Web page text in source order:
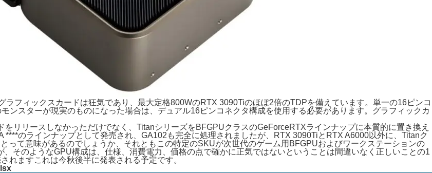
フィックスカードは狂気であり、最大定格800WのRTX 3090Tiのほぼ2倍のTDPを備えています。単一の16ピンコ
ンスターが現実のものになった場合は、デュアル16ピンコネクタ構成を使用する必要があります。グラフィックカ
リリースしなかっただけでなく、TitanシリーズをBFGPUクラスのGeForceRTXラインナップに本質的に置き換え
のラインナップとして発売され、GA102も完全に処理されましたが、RTX 3090TiとRTX A6000以外に、Titanク
って意味があるのでしょうか、それともこの特定のSKUが次世代のゲーム用BFGPUおよびワークステーションの
そのようなGPU構成は、仕様、消費電力、価格の点で確かに正気ではないということは間違いなく正しいことの1
れますこれは今秋後半に発表される予定です。